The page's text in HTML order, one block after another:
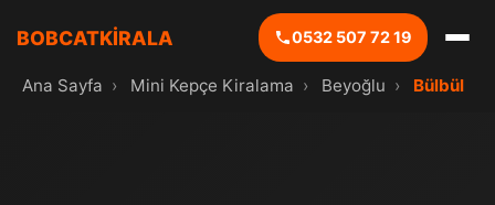
BOBCATKİRALA 0532 507 72 19
Ana Sayfa › Mini Kepçe Kiralama › Beyoğlu › Bülbül